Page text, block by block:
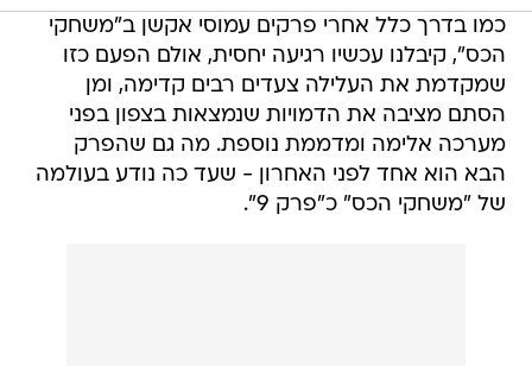
כמו בדרך כלל אחרי פרקים עמוסי אקשן ב"משחקי
הכס", קיבלנו עכשיו רגיעה יחסית, אולם הפעם כזו
שמקדמת את העלילה צעדים רבים קדימה, ומן
הסתם מציבה את הדמויות שנמצאות בצפון בפני
מערכה אלימה ומדממת נוספת. מה גם שהפרק
הבא הוא אחד לפני האחרון - שעד כה נודע בעולמה
של "משחקי הכס" כ"פרק 9".